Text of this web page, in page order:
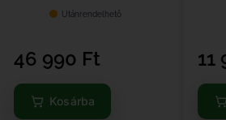
Utánrendelhető
46 990 Ft
Kosárba
11